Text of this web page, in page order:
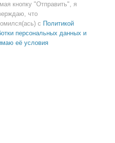
кнопку "Отправить", я
что
с Политикой
персональных данных и
её условия